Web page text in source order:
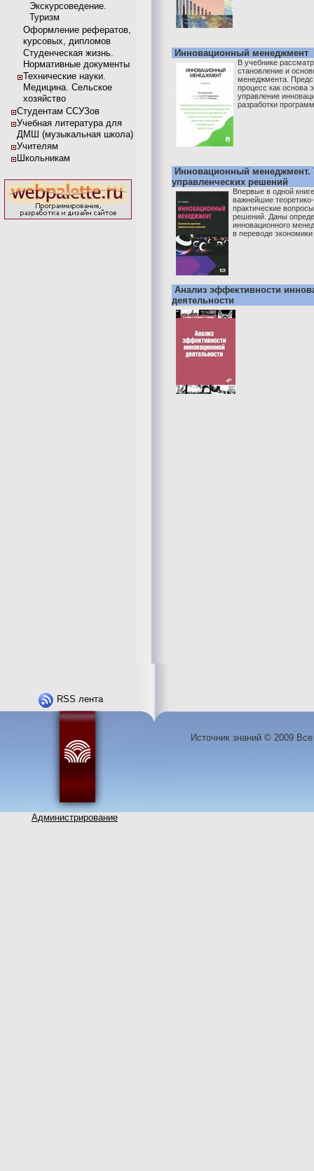
Экскурсоведение.
Туризм
Оформление рефератов,
курсовых, дипломов
Студенческая жизнь.
Нормативные документы
Технические науки.
Медицина. Сельское
хозяйство
Студентам ССУЗов
Учебная литература для
ДМШ (музыкальная школа)
Учителям
Школьникам
Инновационный менеджмент
В учебнике
становление и
менеджмента.
процесс как основа
управление
разработки
Инновационный менеджмент.
управленческих решений
Впервые в одной
важнейшие
практические
решений. Даны
инновационного
в переводе
Анализ эффективности
деятельности
RSS лента
Администрирование
Источник знаний © 2009